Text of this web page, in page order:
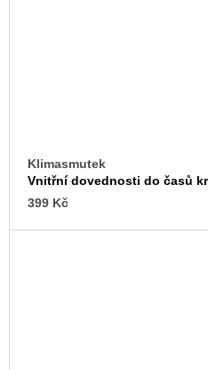
Klimasmutek
Vnitřní dovednosti do časů
399 Kč